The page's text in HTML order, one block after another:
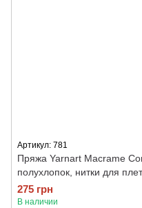
Артикул: 781
Пряжа Yarnart Macrame
полухлопок, нитки для
275 грн
В наличии